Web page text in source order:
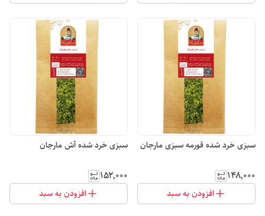
سبزی خرد شده قورمه سبزی مارجان
۱۴۸٬۰۰۰
افزودن به سبد
سبزی خرد شده آش مارجان
۱۵۲٬۰۰۰
افزودن به سبد